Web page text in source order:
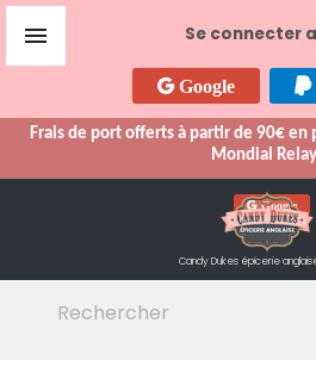
Se connecter
Google
Frais de port offerts à partir de 90€ en
Mondial Relay

Google
Candy Dukes épicerie